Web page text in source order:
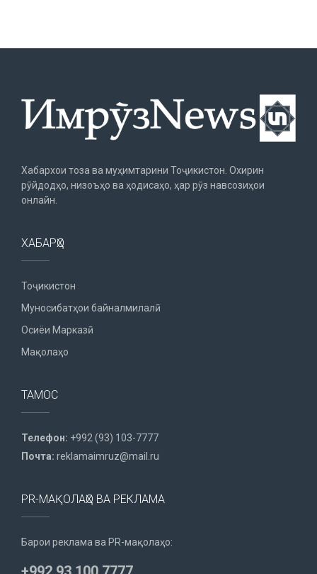
Хабархои тоза ва муҳимтарини Тоҷикистон. Охирин
рӯйдодҳо, низоъҳо ва ҳодисаҳо, ҳар рӯз навсозиҳои
онлайн.
ХАБАРҲО
Тоҷикистон
Муносибатҳои байналмилалӣ
Осиёи Марказӣ
Мақолаҳо
ТАМОС
Телефон: +992 (93) 103-7777
Почта: reklamaimruz@mail.ru
PR-МАҚОЛАҲО ВА РЕКЛАМА
Барои реклама ва PR-мақолаҳо: